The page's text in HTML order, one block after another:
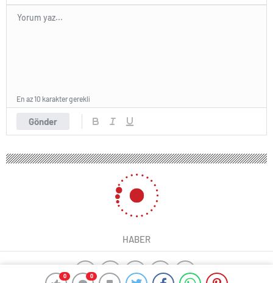
0 0
Gönder
En az 10 karakter gerekli
HABER